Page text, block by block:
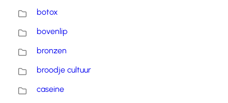
botox
bovenlip
bronzen
broodje cultuur
caseine